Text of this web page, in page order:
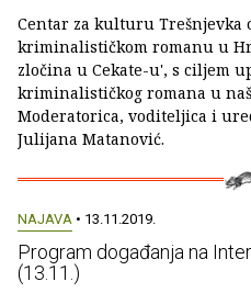
Centar za kulturu
kriminalističkom romanu u
zločina u Cekate-u', s ciljem
kriminalističkog romana u
Moderatorica, voditeljica i
Julijana Matanović.
NAJAVA • 13.11.2019.
Program događanja na
(13.11.)